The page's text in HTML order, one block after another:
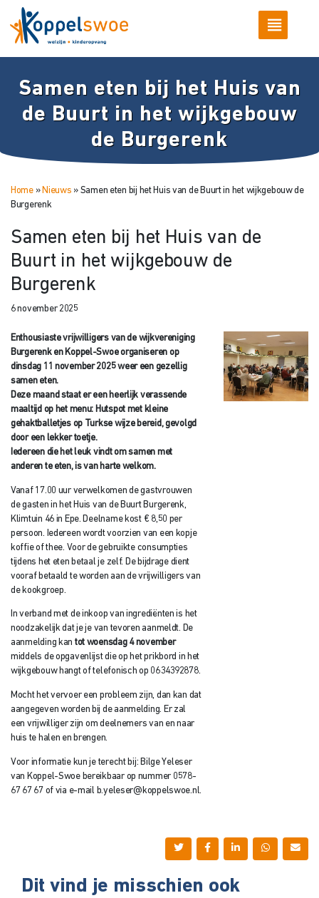
Samen eten bij het Huis van
de Buurt in het wijkgebouw
de Burgerenk
Home» Nieuws » Samen eten bij het Huis van de Buurt in het wijkgebouw de
Burgerenk
Samen eten bij het Huis van de
Buurt in het wijkgebouw de
Burgerenk
6 november 2025
Enthousiaste vrijwilligers van de wijkvereniging
Burgerenk en Koppel-Swoe organiseren op
dinsdag 11 november 2025 weer een gezellig
samen eten.
Deze maand staat er een heerlijk verassende
maaltijd op het menu: Hutspot met kleine
gehaktballetjes op Turkse wijze bereid, gevolgd
door een lekker toetje.
Iedereen die het leuk vindt om samen met
anderen te eten, is van harte welkom.
Vanaf 17.00 uur verwelkomen de gastvrouwen
de gasten in het Huis van de Buurt Burgerenk,
Klimtuin 46 in Epe. Deelname kost € 8,50 per
persoon. Iedereen wordt voorzien van een kopje
koffie of thee. Voor de gebruikte consumpties
tijdens het eten betaal je zelf. De bijdrage dient
vooraf betaald te worden aan de vrijwilligers van
de kookgroep.
In verband met de inkoop van ingrediënten is het
noodzakelijk dat je je van tevoren aanmeldt. De
aanmelding kan tot woensdag 4 november
middels de opgavenlijst die op het prikbord in het
wijkgebouw hangt of telefonisch op 0634392878.
Mocht het vervoer een probleem zijn, dan kan dat
aangegeven worden bij de aanmelding. Er zal
een vrijwilliger zijn om deelnemers van en naar
huis te halen en brengen.
Voor informatie kun je terecht bij: Bilge Yeleser
van Koppel-Swoe bereikbaar op nummer 0578-
67 67 67 of via e-mail b.yeleser@koppelswoe.nl.
Dit vind je misschien ook